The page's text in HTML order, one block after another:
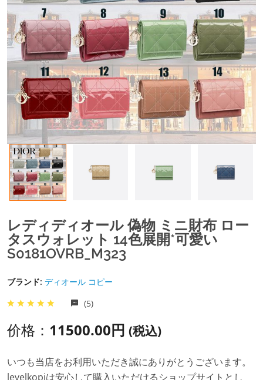
レディディオール 偽物 ミニ財布 ロー
タスウォレット 14色展開*可愛い
S0181OVRB_M323
ブランド: ディオール コピー
(5)
价格： 11500.00円 (税込)
いつも当店をお利用いただき誠にありがとうございます。
levelkopiは安心して購入いただけるショップサイトとし